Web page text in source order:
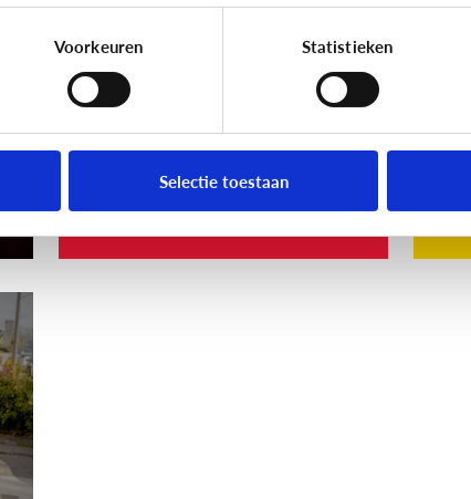
Voorkeuren Statistieken
Selectie toestaan
je kind online?
Foto’s delen op Facebook is
leuk, maar niet altijd.
Volg deze 5 stappen